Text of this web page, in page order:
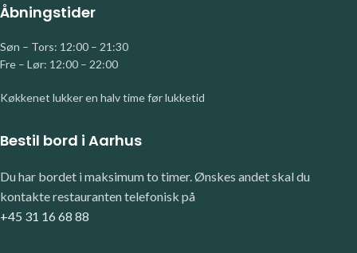
Åbningstider
Søn – Tors: 12:00 – 21:30
Fre – Lør: 12:00 – 22:00
Køkkenet lukker en halv time før lukketid
Bestil bord i Aarhus
Du har bordet i maksimum to timer. Ønskes andet skal du
kontakte restauranten telefonisk på
+45 31 16 68 88